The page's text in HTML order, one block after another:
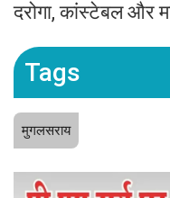
दरोगा, कांस्टेबल और
Tags
मुगलसराय